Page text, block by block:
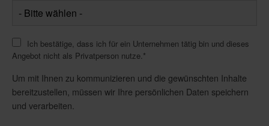
Ich bestätige, dass ich für ein Unternehmen tätig bin und dieses
Angebot nicht als Privatperson nutze.*
Um mit Ihnen zu kommunizieren und die gewünschten Inhalte
bereitzustellen, müssen wir Ihre persönlichen Daten speichern
und verarbeiten.